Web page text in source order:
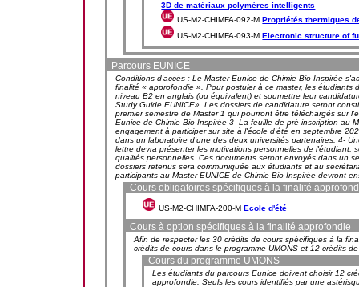
3D de matériaux polymères intelligents
US-M2-CHIMFA-092-MPropriétés thermiques
US-M2-CHIMFA-093-MElectronic structure of
Parcours EUNICE
Conditions d'accès : Le Master Eunice de Chimie Bio-Inspirée
finalité « approfondie ». Pour postuler à ce master, les
niveau B2 en anglais (ou équivalent) et soumettre leur
Study Guide EUNICE». Les dossiers de candidature seront
premier semestre de Master 1 qui pourront être téléchargés sur
Eunice de Chimie Bio-Inspirée 3- La feuille de pré-inscription au
engagement à participer sur site à l'école d'été en septembre
dans un laboratoire d'une des deux universités partenaires. 4-
lettre devra présenter les motivations personnelles de l'étudiant,
qualités personnelles. Ces documents seront envoyés dans un
dossiers retenus sera communiquée aux étudiants et au
participants au Master EUNICE de Chimie Bio-Inspirée devront
Cours obligatoires spécifiques à la finalité
US-M2-CHIMFA-200-MEcole d'été
Cours à option spécifiques à la finalité approfondie
Afin de respecter les 30 crédits de cours spécifiques à la
crédits de cours dans le programme UMONS et 12 crédits
Cours du programme UMONS
Les étudiants du parcours Eunice doivent choisir 12
approfondie. Seuls les cours identifiés par une